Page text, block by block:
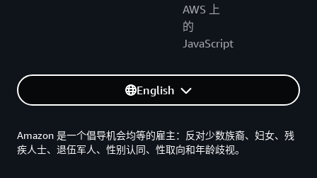
AWS 上
的
JavaScript
English
Amazon 是一个倡导机会均等的雇主：反对少数族裔、妇女、残
疾人士、退伍军人、性别认同、性取向和年龄歧视。